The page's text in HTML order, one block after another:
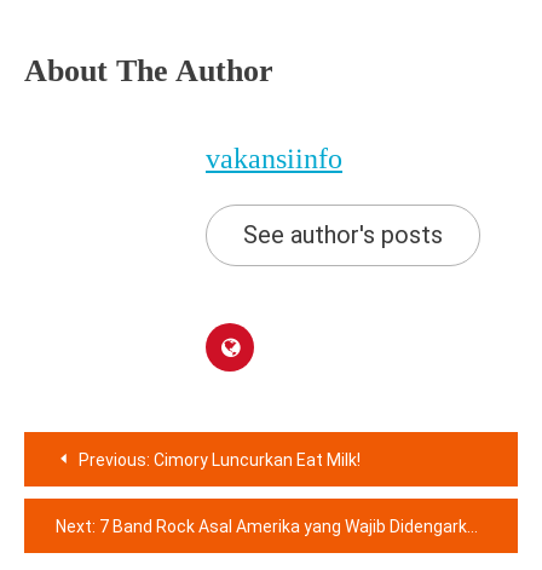
About The Author
vakansiinfo
See author's posts
Navigasi
pos
Previous: Cimory Luncurkan Eat Milk!
Next: 7 Band Rock Asal Amerika yang Wajib Didengarkan